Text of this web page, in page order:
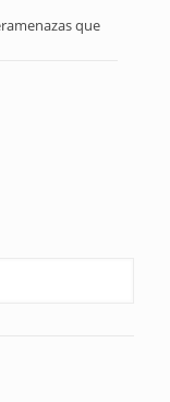
que